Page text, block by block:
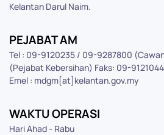
Kelantan Darul Naim.
PEJABAT AM
Tel : 09-9120235 / 09-9287800
(Pejabat Kebersihan) Faks: 09-9121044
Emel : mdgm[at]kelantan.gov.my
WAKTU OPERASI
Hari Ahad - Rabu